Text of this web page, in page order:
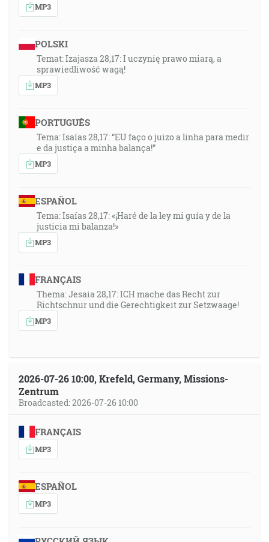
MP3
POLSKI
Temat: Izajasza 28,17: I uczynię prawo miarą, a
sprawiedliwość wagą!
MP3
PORTUGUÊS
Tema: Isaías 28,17: “EU faço o juizo a linha para medir
e da justiça a minha balança!”
MP3
ESPAÑOL
Tema: Isaías 28,17: «¡Haré de la ley mi guía y de la
justicia mi balanza!»
MP3
FRANÇAIS
Thema: Jesaia 28,17: ICH mache das Recht zur
Richtschnur und die Gerechtigkeit zur Setzwaage!
MP3
2026-07-26 10:00, Krefeld, Germany, Missions-
Zentrum
Broadcasted: 2026-07-26 10:00
FRANÇAIS
MP3
ESPAÑOL
MP3